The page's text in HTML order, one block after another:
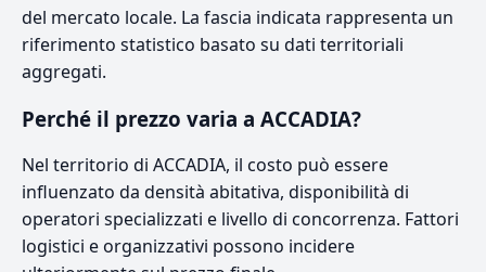
del mercato locale. La fascia indicata rappresenta un
riferimento statistico basato su dati territoriali
aggregati.
Perché il prezzo varia a ACCADIA?
Nel territorio di ACCADIA, il costo può essere
influenzato da densità abitativa, disponibilità di
operatori specializzati e livello di concorrenza. Fattori
logistici e organizzativi possono incidere